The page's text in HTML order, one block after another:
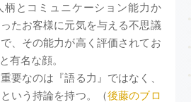
柄とコミュニケーション能力か
たお客様に元気を与える不思議
、その能力が高く評価されてお
有名な顔。
要なのは『語る力』ではなく、
いう持論を持つ。（後藤のブロ